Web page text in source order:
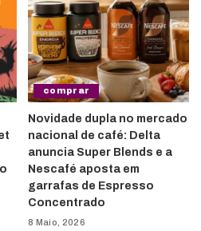
comprar
Novidade dupla no mercado
nacional de café: Delta
anuncia Super Blends e a
Nescafé aposta em
garrafas de Espresso
Concentrado
8 Maio, 2026